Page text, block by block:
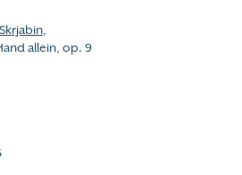
,
allein, op. 9